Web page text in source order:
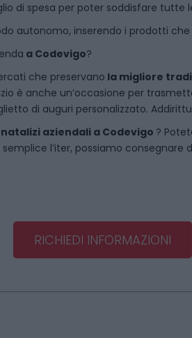
di spesa per poter soddisfare tutte
autonomo, inserendo i prodotti che
a Codevigo?
che preservano la migliore
è anche un’occasione per
di auguri personalizzato.
aziendalia Codevigo ?
l’iter, possiamo
RICHIEDI INFORMAZIONI